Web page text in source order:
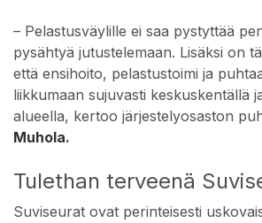
– Pelastusväylille ei saa pystyttää
pysähtyä jutustelemaan. Lisäksi on
että ensihoito, pelastustoimi ja
liikkumaan sujuvasti keskuskentällä
alueella, kertoo järjestelyosaston
Muhola.
Tulethan terveenä
Suviseurat ovat perinteisesti